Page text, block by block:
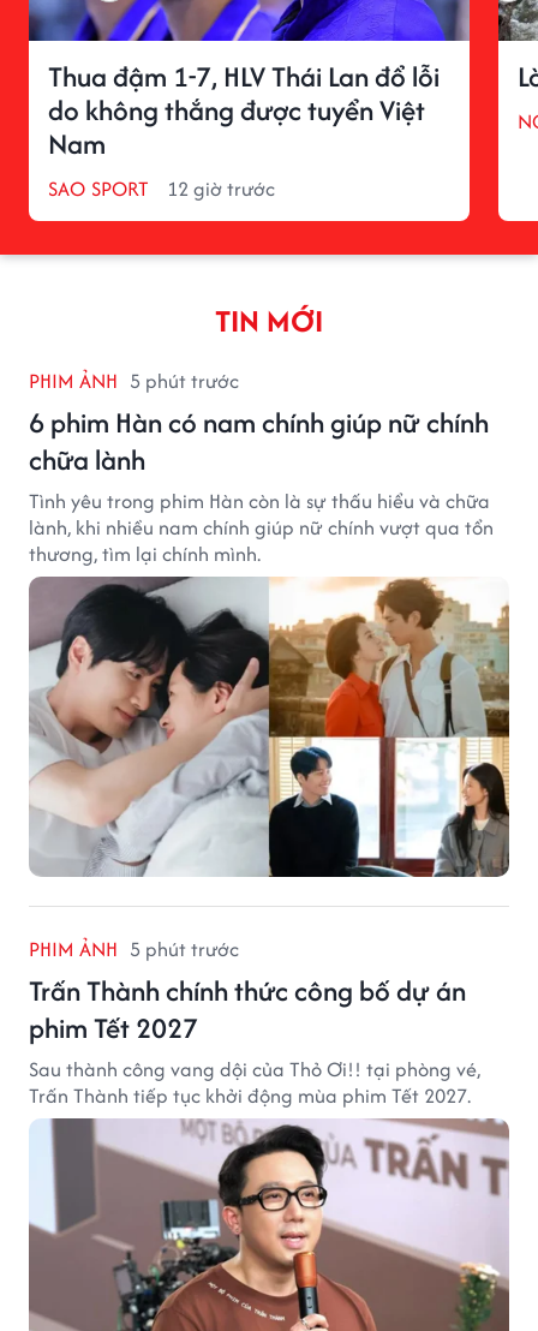
Thua đậm 1-7, HLV Thái Lan đổ lỗi
do không thắng được tuyển Việt
Nam
SAO SPORT 12 giờ trước
TIN MỚI
PHIM ẢNH 5 phút trước
6 phim Hàn có nam chính giúp nữ chính
chữa lành
Tình yêu trong phim Hàn còn là sự thấu hiểu và chữa
lành, khi nhiều nam chính giúp nữ chính vượt qua tổn
thương, tìm lại chính mình.
PHIM ẢNH 5 phút trước
Trấn Thành chính thức công bố dự án
phim Tết 2027
Sau thành công vang dội của Thỏ Ơi!! tại phòng vé,
Trấn Thành tiếp tục khởi động mùa phim Tết 2027.